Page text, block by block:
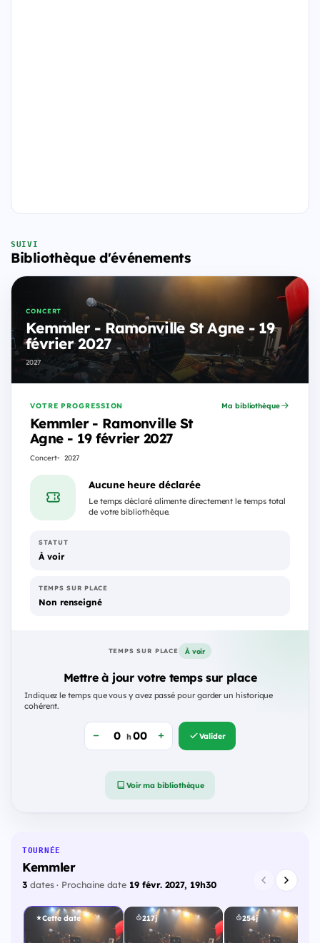
SUIVI
Bibliothèque d'événements
CONCERT
Kemmler - Ramonville St Agne - 19
février 2027
2027
VOTRE PROGRESSION
Kemmler - Ramonville St
Agne - 19 février 2027
Concert 2027
Ma bibliothèque
Aucune heure déclarée
Le temps déclaré alimente directement le temps total
de votre bibliothèque.
STATUT
À voir
TEMPS SUR PLACE
Non renseigné
TEMPS SUR PLACE À voir
Mettre à jour votre temps sur place
Indiquez le temps que vous y avez passé pour garder un historique
cohérent.
h Valider
Voir ma bibliothèque
TOURNÉE
Kemmler
3dates · Prochaine date 19 févr. 2027, 19h30
Cette date 217j 254j